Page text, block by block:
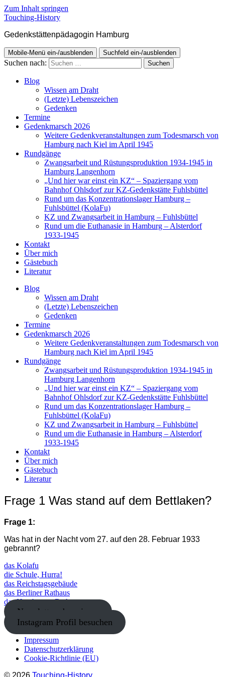
Zum Inhalt springen
Touching-History
Gedenkstättenpädagogin Hamburg
Mobile-Menü ein-/ausblenden Suchfeld ein-/ausblenden
Suchen nach:
Blog
Wissen am Draht
(Letzte) Lebenszeichen
Gedenken
Termine
Gedenkmarsch 2026
Weitere Gedenkveranstaltungen zum Todesmarsch von
Hamburg nach Kiel im April 1945
Rundgänge
Zwangsarbeit und Rüstungsproduktion 1934-1945 in
Hamburg Langenhorn
„Und hier war einst ein KZ“ – Spaziergang vom
Bahnhof Ohlsdorf zur KZ-Gedenkstätte Fuhlsbüttel
Rund um das Konzentrationslager Hamburg –
Fuhlsbüttel (KolaFu)
KZ und Zwangsarbeit in Hamburg – Fuhlsbüttel
Rund um die Euthanasie in Hamburg – Alsterdorf
1933-1945
Kontakt
Über mich
Gästebuch
Literatur
Blog
Wissen am Draht
(Letzte) Lebenszeichen
Gedenken
Termine
Gedenkmarsch 2026
Weitere Gedenkveranstaltungen zum Todesmarsch von
Hamburg nach Kiel im April 1945
Rundgänge
Zwangsarbeit und Rüstungsproduktion 1934-1945 in
Hamburg Langenhorn
„Und hier war einst ein KZ“ – Spaziergang vom
Bahnhof Ohlsdorf zur KZ-Gedenkstätte Fuhlsbüttel
Rund um das Konzentrationslager Hamburg –
Fuhlsbüttel (KolaFu)
KZ und Zwangsarbeit in Hamburg – Fuhlsbüttel
Rund um die Euthanasie in Hamburg – Alsterdorf
1933-1945
Kontakt
Über mich
Gästebuch
Literatur
Frage 1 Was stand auf dem Bettlaken?
Frage 1:
Was hat in der Nacht vom 27. auf den 28. Februar 1933
gebrannt?
das Kolafu
die Schule, Hurra!
das Reichstagsgebäude
das Berliner Rathaus
das Hamburger Rathaus
Newsletter abonnieren
Instagram Profil besuchen
Impressum
Datenschutzerklärung
Cookie-Richtlinie (EU)
© 2026 Touching-History